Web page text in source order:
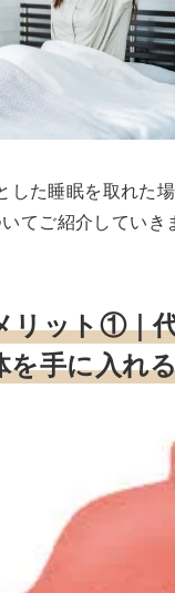
した睡眠を取れた
てご紹介していき
リット①｜
を手に入れ